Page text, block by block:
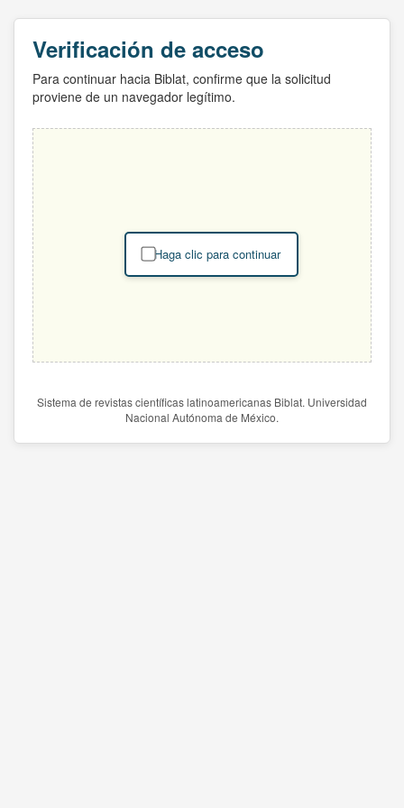
Verificación de acceso
Para continuar hacia Biblat, confirme que la solicitud
proviene de un navegador legítimo.
Haga clic para continuar
Sistema de revistas científicas latinoamericanas Biblat. Universidad
Nacional Autónoma de México.